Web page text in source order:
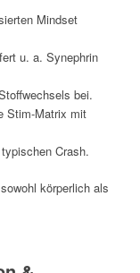
Mindset
u. a. Synephrin
bei.
Stim-Matrix mit
Crash.
körperlich als